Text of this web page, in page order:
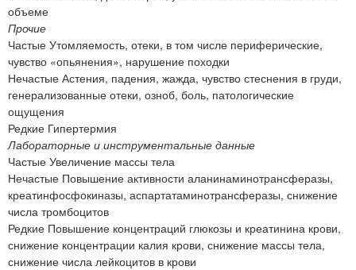
объеме
Прочие
Частые Утомляемость, отеки, в том числе периферические,
чувство «опьянения», нарушение походки
Нечастые Астения, падения, жажда, чувство стеснения в груди,
генерализованные отеки, озноб, боль, патологические
ощущения
Редкие Гипертермия
Лабораторные и инструментальные данные
Частые Увеличение массы тела
Нечастые Повышение активности аланинаминотрансферазы,
креатинфосфокиназы, аспартатаминотрансферазы, снижение
числа тромбоцитов
Редкие Повышение концентраций глюкозы и креатинина крови,
снижение концентрации калия крови, снижение массы тела,
снижение числа лейкоцитов в крови